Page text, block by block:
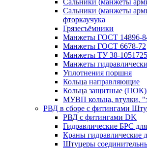
Сальники (манжеты
Сальники (манжеты
фторкаучука
Грязесъёмники
Манжеты ГОСТ 14896-
Манжеты ГОСТ 6678-72
Манжеты ТУ 38-
Манжеты
Уплотнения поршня
Кольца направляющие
Кольца защитные (ПОК)
МУВП кольца, втулки,
РВД в сборе с фитингами
РВД с фитингами DK
Гидравлические БРС
Краны гидравлические
Штуцеры